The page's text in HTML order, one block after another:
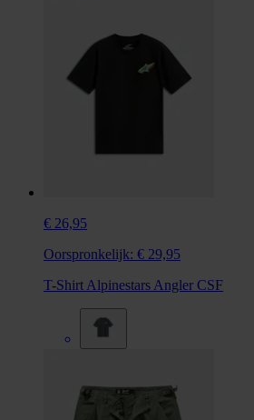
€ 26,95
Oorspronkelijk: € 29,95
T-Shirt Alpinestars Angler CSF